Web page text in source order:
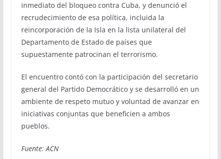
inmediato del bloqueo contra Cuba, y denunció el
recrudecimiento de esa política, incluida la
reincorporación de la Isla en la lista unilateral del
Departamento de Estado de países que
supuestamente patrocinan el terrorismo.
El encuentro contó con la participación del secretario
general del Partido Democrático y se desarrolló en un
ambiente de respeto mutuo y voluntad de avanzar en
iniciativas conjuntas que beneficien a ambos
pueblos.
Fuente: ACN